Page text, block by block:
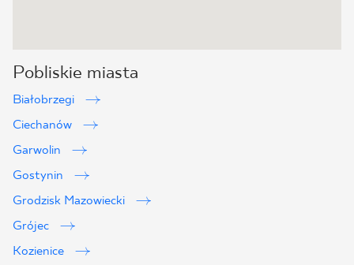
Pobliskie miasta
Białobrzegi
Ciechanów
Garwolin
Gostynin
Grodzisk Mazowiecki
Grójec
Kozienice